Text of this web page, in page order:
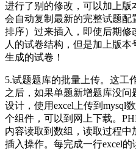
进行了别的修改，可以加上
会自动复制最新的完整试题配
排序）过来插入，即使后期
人的试卷结构，但是加上版
生成的试卷！
5.试题题库的批量上传。这工
之后，如果单题新增题库没
设计，使用excel上传到mysql
个组件，可以到网上下载。
内容读取到数组，读取过程
插入操作。每完成一行excel